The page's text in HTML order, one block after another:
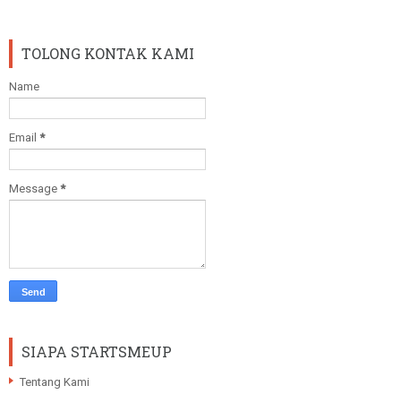
TOLONG KONTAK KAMI
Name
Email *
Message *
SIAPA STARTSMEUP
Tentang Kami